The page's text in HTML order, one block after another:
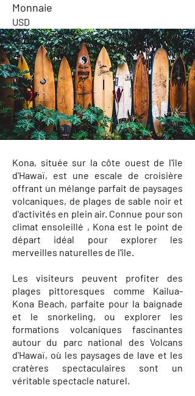
Monnaie
USD
Kona, située sur la côte ouest de l'île
d'Hawaï, est une escale de croisière
offrant un mélange parfait de paysages
volcaniques, de plages de sable noir et
d'activités en plein air. Connue pour son
climat ensoleillé , Kona est le point de
départ idéal pour explorer les
merveilles naturelles de l'île.
Les visiteurs peuvent profiter des
plages pittoresques comme Kailua-
Kona Beach, parfaite pour la baignade
et le snorkeling, ou explorer les
formations volcaniques fascinantes
autour du parc national des Volcans
d'Hawaï, où les paysages de lave et les
cratères spectaculaires sont un
véritable spectacle naturel.